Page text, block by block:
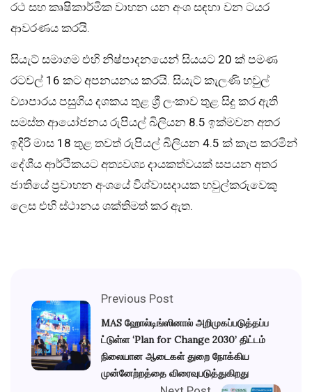
රථ සහ කෘෂිකාර්මික වාහන යන අංශ සඳහා වන ටයර
ආවරණය කරයි.
සියැට් සමාගම එහි නිෂ්පාදනයෙන් සියයට 20 ක් පමණ
රටවල් 16 කට අපනයනය කරයි. සියැට් කැලණි හවුල්
ව්‍යාපාරය පසුගිය දශකය තුළ ශ්‍රී ලංකාව තුළ සිදු කර ඇති
සමස්ත ආයෝජනය රුපියල් බිලියන 8.5 ඉක්මවන අතර
ඉදිරි මාස 18 තුළ තවත් රුපියල් බිලියන 4.5 ක් කැප කරමින්
දේශීය ආර්ථිකයට අත්‍යවශ්‍ය දායකත්වයක් සපයන අතර
ජාතියේ ප්‍රවාහන අංශයේ විශ්වාසදායක හවුල්කරුවෙකු
ලෙස එහි ස්ථානය ශක්තිමත් කර ඇත.
Previous Post
MAS ஹோல்டிங்ஸினால் அறிமுகப்படுத்தப்ப
ட்டுள்ள ‘Plan for Change 2030’ திட்டம்
நிலையான ஆடைகள் துறை நோக்கிய
முன்னேற்றத்தை விரைவுபடுத்துகிறது